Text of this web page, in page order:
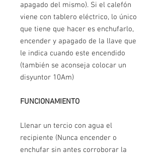
apagado del mismo). Si el calefón
viene con tablero eléctrico, lo único
que tiene que hacer es enchufarlo,
encender y apagado de la llave que
le indica cuando este encendido
(también se aconseja colocar un
disyuntor 10Am)
FUNCIONAMIENTO
Llenar un tercio con agua el
recipiente (Nunca encender o
enchufar sin antes corroborar la